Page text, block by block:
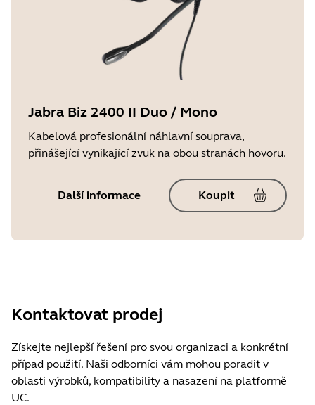
Jabra Biz 2400 II Duo / Mono
Kabelová profesionální náhlavní souprava,
přinášející vynikající zvuk na obou stranách hovoru.
Další informace Koupit
Kontaktovat prodej
Získejte nejlepší řešení pro svou organizaci a konkrétní
případ použití. Naši odborníci vám mohou poradit v
oblasti výrobků, kompatibility a nasazení na platformě
UC.